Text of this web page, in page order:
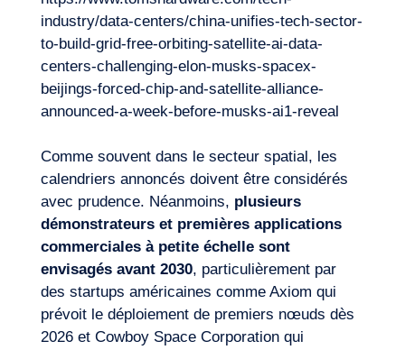
industry/data-centers/china-unifies-tech-sector-
to-build-grid-free-orbiting-satellite-ai-data-
centers-challenging-elon-musks-spacex-
beijings-forced-chip-and-satellite-alliance-
announced-a-week-before-musks-ai1-reveal
Comme souvent dans le secteur spatial, les
calendriers annoncés doivent être considérés
avec prudence. Néanmoins, plusieurs
démonstrateurs et premières applications
commerciales à petite échelle sont
envisagés avant 2030, particulièrement par
des startups américaines comme Axiom qui
prévoit le déploiement de premiers nœuds dès
2026 et Cowboy Space Corporation qui